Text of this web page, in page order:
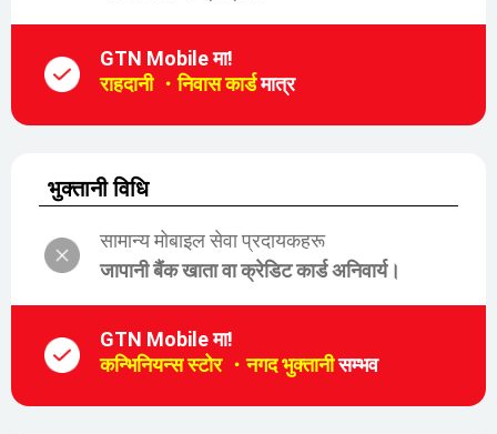
GTN Mobile मा!
राहदानी ・निवास कार्डमात्र
भुक्तानी विधि
सामान्य मोबाइल सेवा प्रदायकहरू
जापानी बैंक खाता वा क्रेडिट कार्ड अनिवार्य।
GTN Mobile मा!
कन्भिनियन्स स्टोर ・नगद भुक्तानीसम्भव